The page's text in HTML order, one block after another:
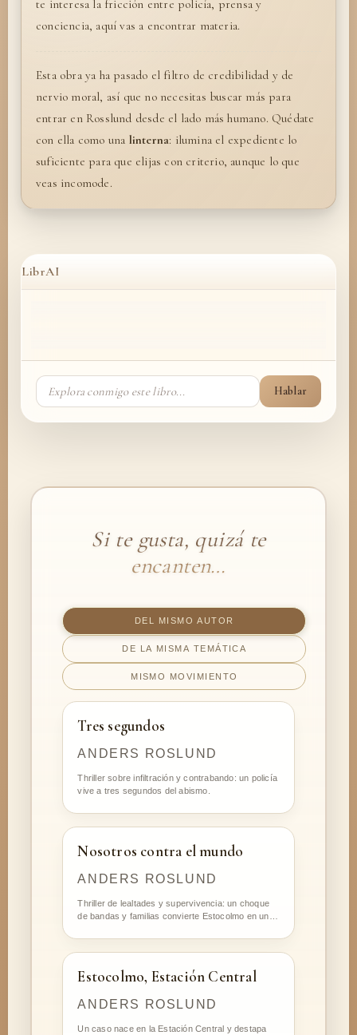
te interesa la fricción entre policía, prensa y
conciencia, aquí vas a encontrar materia.
Esta obra ya ha pasado el filtro de credibilidad y de
nervio moral, así que no necesitas buscar más para
entrar en Rosslund desde el lado más humano. Quédate
con ella como una linterna: ilumina el expediente lo
suficiente para que elijas con criterio, aunque lo que
veas incomode.
LibrAI
Hablar
Si te gusta, quizá te
encanten…
DEL MISMO AUTOR
DE LA MISMA TEMÁTICA
MISMO MOVIMIENTO
Tres segundos
ANDERS ROSLUND
Thriller sobre infiltración y contrabando: un policía
vive a tres segundos del abismo.
Nosotros contra el mundo
ANDERS ROSLUND
Thriller de lealtades y supervivencia: un choque
de bandas y familias convierte Estocolmo en un…
Estocolmo, Estación Central
ANDERS ROSLUND
Un caso nace en la Estación Central y destapa